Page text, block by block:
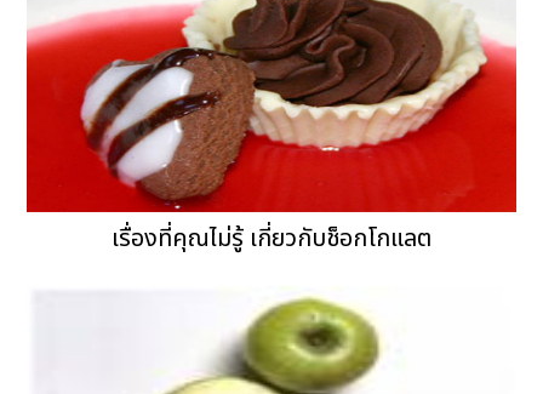
เรื่องที่คุณไม่รู้ เกี่ยวกับช็อกโกแลต